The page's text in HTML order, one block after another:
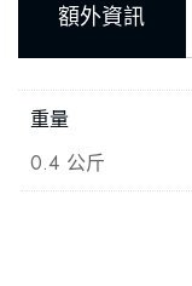
額外資訊
重量
0.4 公斤